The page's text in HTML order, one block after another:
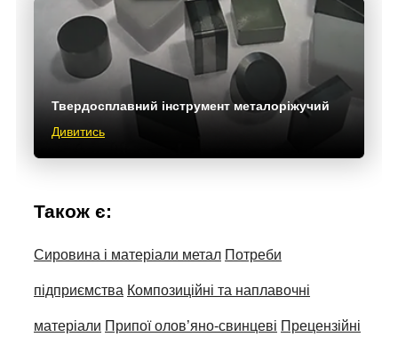
Твердосплавний інструмент металоріжучий
Дивитись
Також є:
Сировина і матеріали метал Потреби
підприємства Композиційні та наплавочні
матеріали Припої олов’яно-свинцеві Прецензійні